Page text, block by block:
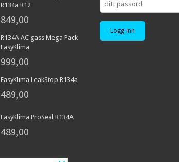
R134a R12
849,00
R134A AC gass Mega Pack
EasyKlima
999,00
EasyKlima LeakStop R134a
489,00
EasyKlima ProSeal R134A
489,00